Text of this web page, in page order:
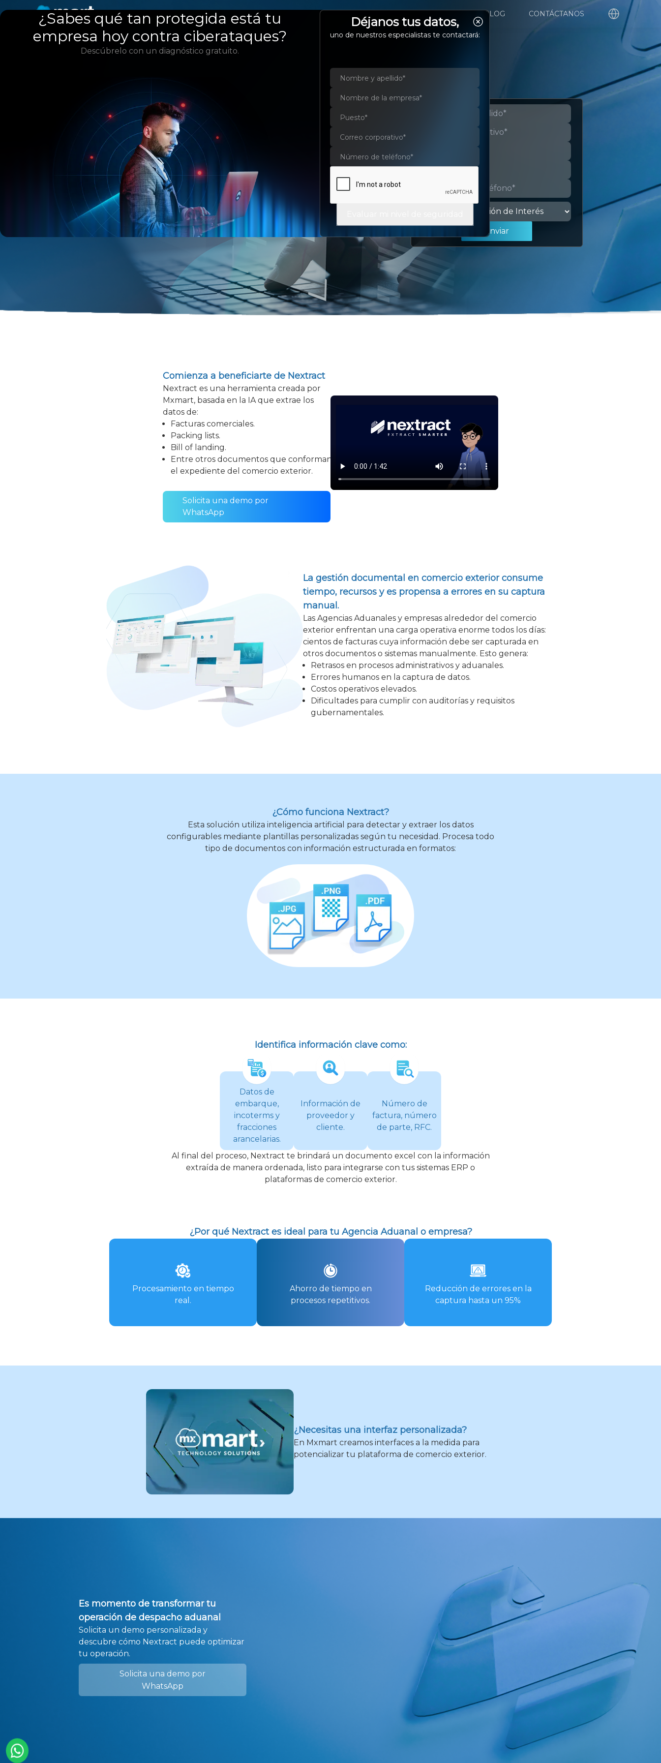
EMPRESA SERVICIOS Y SOLUCIONES BLOG CONTÁCTANOS
Automatiza la captura de datos en
documentos de Comercio Exterior
con Nextract
Reduce errores y acelera tus operaciones que
involucran la captura de datos de manera manual.
Enviar
Comienza a beneficiarte de Nextract
Nextract es una herramienta creada por
Mxmart, basada en la IA que extrae los
datos de:
Facturas comerciales.
Packing lists.
Bill of landing.
Entre otros documentos que conforman
el expediente del comercio exterior.
Solicita una demo por
WhatsApp
La gestión documental en comercio exterior consume
tiempo, recursos y es propensa a errores en su captura
manual.
Las Agencias Aduanales y empresas alrededor del comercio
exterior enfrentan una carga operativa enorme todos los días:
cientos de facturas cuya información debe ser capturada en
otros documentos o sistemas manualmente. Esto genera:
Retrasos en procesos administrativos y aduanales.
Errores humanos en la captura de datos.
Costos operativos elevados.
Dificultades para cumplir con auditorías y requisitos
gubernamentales.
¿Cómo funciona Nextract?
Esta solución utiliza inteligencia artificial para detectar y extraer los datos
configurables mediante plantillas personalizadas según tu necesidad. Procesa todo
tipo de documentos con información estructurada en formatos:
Identifica información clave como:
Datos de
embarque,
incoterms y
fracciones
arancelarias.
Información de
proveedor y
cliente.
Número de
factura, número
de parte, RFC.
Al final del proceso, Nextract te brindará un documento excel con la información
extraída de manera ordenada, listo para integrarse con tus sistemas ERP o
plataformas de comercio exterior.
¿Por qué Nextract es ideal para tu Agencia Aduanal o empresa?
Procesamiento en tiempo
real.
Ahorro de tiempo en
procesos repetitivos.
Reducción de errores en la
captura hasta un 95%
¿Necesitas una interfaz personalizada?
En Mxmart creamos interfaces a la medida para
potencializar tu plataforma de comercio exterior.
Es momento de transformar tu
operación de despacho aduanal
Solicita un demo personalizada y
descubre cómo Nextract puede optimizar
tu operación.
Solicita una demo por
WhatsApp
¿Sabes qué tan protegida está tu
empresa hoy contra ciberataques?
Descúbrelo con un diagnóstico gratuito.
Déjanos tus datos,
uno de nuestros especialistas te contactará: